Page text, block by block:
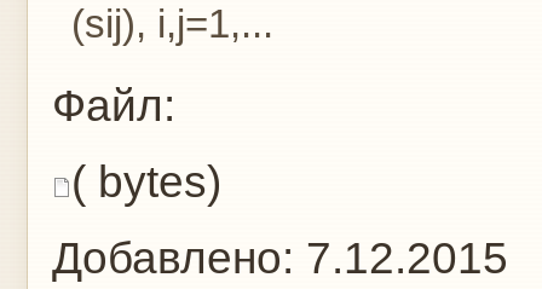
(sij), i,j=1,...
Файл:
( bytes)
Добавлено: 7.12.2015